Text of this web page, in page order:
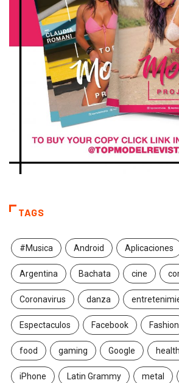
TAGS
#Musica Android Aplicaciones
Argentina Bachata cine
Coronavirus danza
Espectaculos Facebook Fashion
food gaming Google health
iPhone Latin Grammy metal